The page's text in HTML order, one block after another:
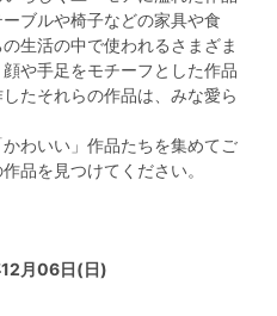
ブルや椅子などの家具や食
生活の中で使われるさまざま
や手足をモチーフとした作品
たそれらの作品は、みな愛ら
わいい」作品たちを集めてご
品を見つけてください。
月06日(日)